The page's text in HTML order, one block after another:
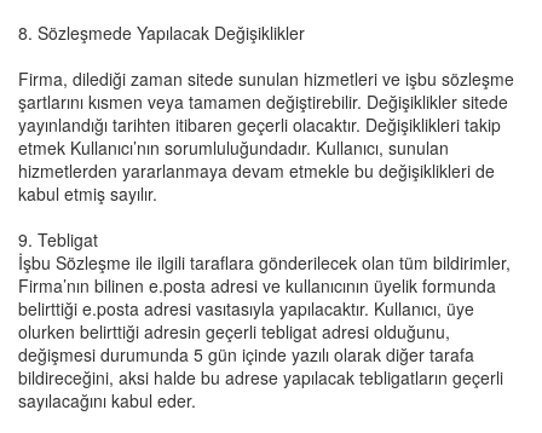
8. Sözleşmede Yapılacak Değişiklikler
Firma, dilediği zaman sitede sunulan hizmetleri ve işbu sözleşme
şartlarını kısmen veya tamamen değiştirebilir. Değişiklikler sitede
yayınlandığı tarihten itibaren geçerli olacaktır. Değişiklikleri takip
etmek Kullanıcı’nın sorumluluğundadır. Kullanıcı, sunulan
hizmetlerden yararlanmaya devam etmekle bu değişiklikleri de
kabul etmiş sayılır.
9. Tebligat
İşbu Sözleşme ile ilgili taraflara gönderilecek olan tüm bildirimler,
Firma’nın bilinen e.posta adresi ve kullanıcının üyelik formunda
belirttiği e.posta adresi vasıtasıyla yapılacaktır. Kullanıcı, üye
olurken belirttiği adresin geçerli tebligat adresi olduğunu,
değişmesi durumunda 5 gün içinde yazılı olarak diğer tarafa
bildireceğini, aksi halde bu adrese yapılacak tebligatların geçerli
sayılacağını kabul eder.